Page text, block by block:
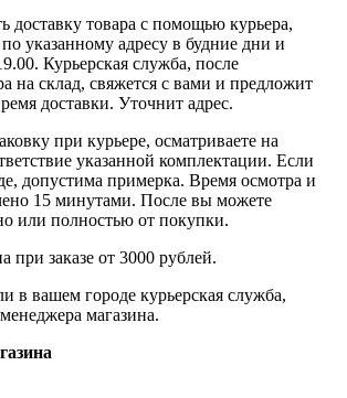
доставку товара с помощью курьера,
указанному адресу в будние дни и
Курьерская служба, после
на склад, свяжется с вами и предложит
доставки. Уточнит адрес.
при курьере, осматриваете на
указанной комплектации. Если
допустима примерка. Время осмотра и
15 минутами. После вы можете
или полностью от покупки.
при заказе от 3000 рублей.
в вашем городе курьерская служба,
магазина.